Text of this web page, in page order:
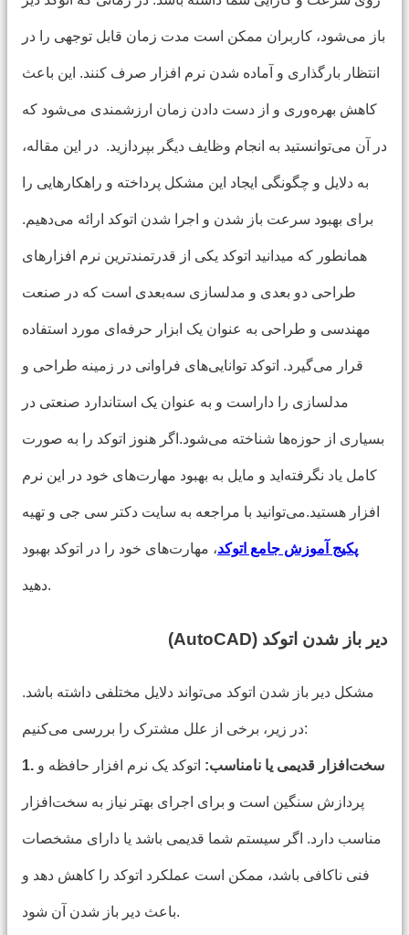
باز می‌شود، کاربران ممکن است مدت زمان قابل توجهی را در
انتظار بارگذاری و آماده شدن نرم افزار صرف کنند. این باعث
کاهش بهره‌وری و از دست دادن زمان ارزشمندی می‌شود که
در آن می‌توانستید به انجام وظایف دیگر بپردازید. در این مقاله،
به دلایل و چگونگی ایجاد این مشکل پرداخته و راهکارهایی را
برای بهبود سرعت باز شدن و اجرا شدن اتوکد ارائه می‌دهیم.
همانطور که میدانید اتوکد یکی از قدرتمندترین نرم افزارهای
طراحی دو بعدی و مدلسازی سه‌بعدی است که در صنعت
مهندسی و طراحی به عنوان یک ابزار حرفه‌ای مورد استفاده
قرار می‌گیرد. اتوکد توانایی‌های فراوانی در زمینه طراحی و
مدلسازی را داراست و به عنوان یک استاندارد صنعتی در
بسیاری از حوزه‌ها شناخته می‌شود.اگر هنوز اتوکد را به صورت
کامل یاد نگرفته‌اید و مایل به بهبود مهارت‌های خود در این نرم
افزار هستید.می‌توانید با مراجعه به سایت دکتر سی جی و تهیه
پکیج آموزش جامع اتوکد، مهارت‌های خود را در اتوکد بهبود
دهید.
دیر باز شدن اتوکد (AutoCAD)
مشکل دیر باز شدن اتوکد می‌تواند دلایل مختلفی داشته باشد.
در زیر، برخی از علل مشترک را بررسی می‌کنیم:
1. سخت‌افزار قدیمی یا نامناسب: اتوکد یک نرم افزار حافظه و
پردازش سنگین است و برای اجرای بهتر نیاز به سخت‌افزار
مناسب دارد. اگر سیستم شما قدیمی باشد یا دارای مشخصات
فنی ناکافی باشد، ممکن است عملکرد اتوکد را کاهش دهد و
باعث دیر باز شدن آن شود.